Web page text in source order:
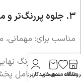
۳. جلوه پررنگ‌تر و مناسب آرایش شبانه
مناسب برای: مهمانی،
اگر می‌خواهی رنگ
کل لب بزن و کامل
علاقه مندیسبد خرید
حساب کاربری من